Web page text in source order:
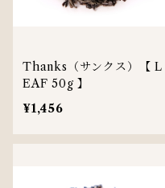
Thanks（サンクス）【 L
EAF 50g 】
¥1,456